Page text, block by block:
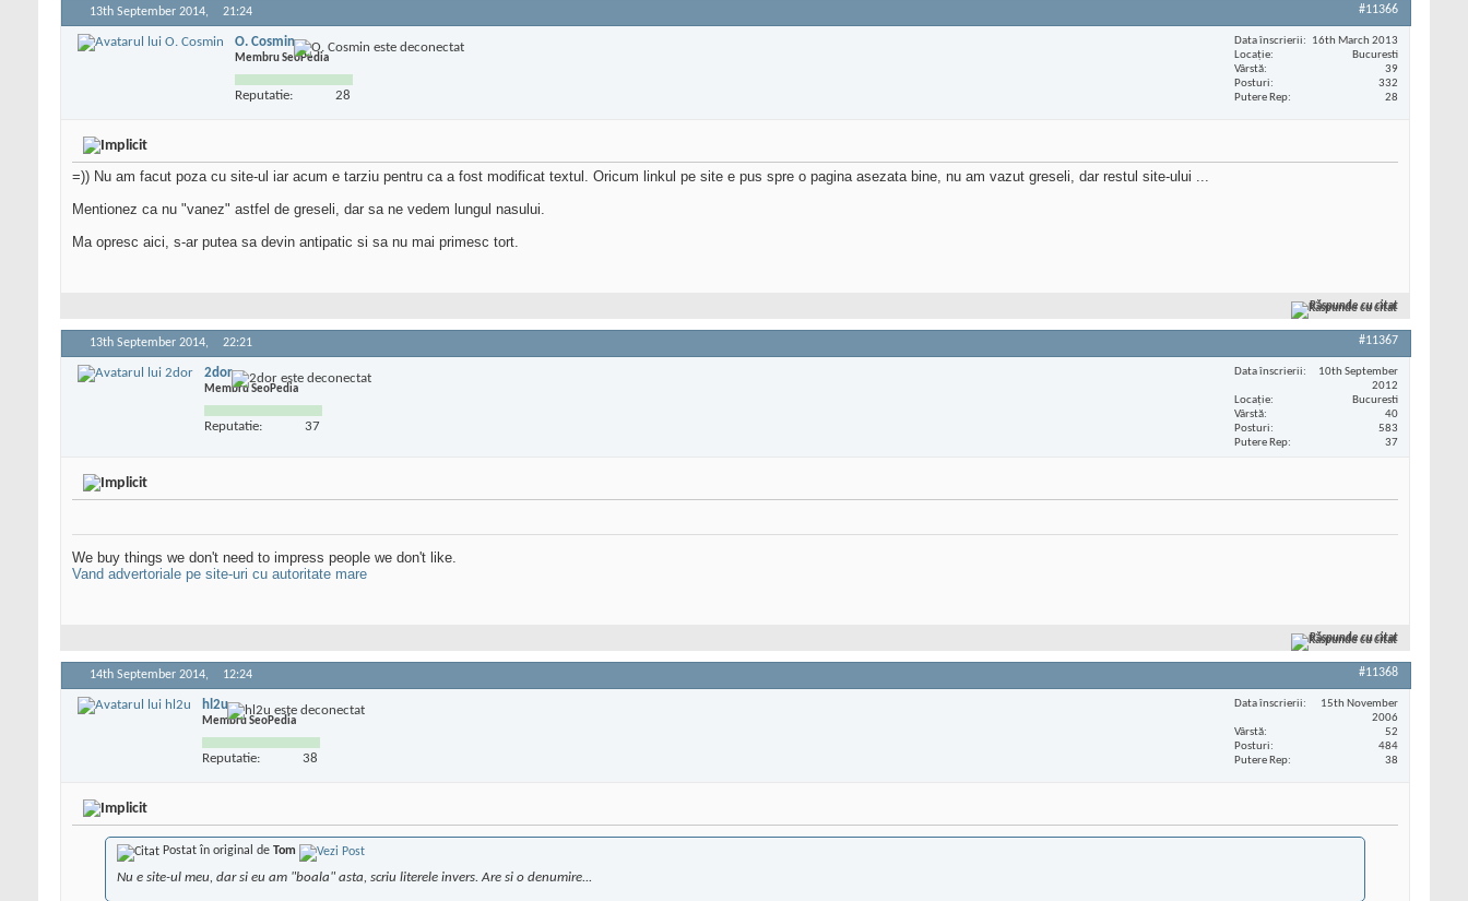
13th September 2014, 21:24 #11366
O. Cosmin
Membru SeoPedia
Reputatie: 28
Data înscrierii
16th March 2013
Locaţie
Bucuresti
Vârstă
39
Posturi
332
Putere Rep
28
=)) Nu am facut poza cu site-ul iar acum e tarziu pentru ca a fost modificat textul. Oricum linkul pe site e pus spre o pagina asezata bine, nu am vazut greseli, dar restul site-ului ...
Mentionez ca nu "vanez" astfel de greseli, dar sa ne vedem lungul nasului.
Ma opresc aici, s-ar putea sa devin antipatic si sa nu mai primesc tort.
Răspunde cu citat
13th September 2014, 22:21 #11367
2dor
Membru SeoPedia
Reputatie: 37
Data înscrierii
10th September
2012
Locaţie
Bucuresti
Vârstă
40
Posturi
583
Putere Rep
37
We buy things we don't need to impress people we don't like.
Vand advertoriale pe site-uri cu autoritate mare
Răspunde cu citat
14th September 2014, 12:24 #11368
hl2u
Membru SeoPedia
Reputatie: 38
Data înscrierii
15th November
2006
Vârstă
52
Posturi
484
Putere Rep
38
Postat în original de Tom
Nu e site-ul meu, dar si eu am "boala" asta, scriu literele invers. Are si o denumire...